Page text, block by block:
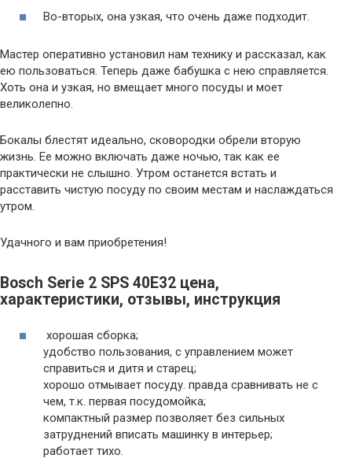
Во-вторых, она узкая, что очень даже подходит.
Мастер оперативно установил нам технику и рассказал, как
ею пользоваться. Теперь даже бабушка с нею справляется.
Хоть она и узкая, но вмещает много посуды и моет
великолепно.
Бокалы блестят идеально, сковородки обрели вторую
жизнь. Ее можно включать даже ночью, так как ее
практически не слышно. Утром останется встать и
расставить чистую посуду по своим местам и наслаждаться
утром.
Удачного и вам приобретения!
Bosch Serie 2 SPS 40E32 цена,
характеристики, отзывы, инструкция
хорошая сборка;
удобство пользования, с управлением может
справиться и дитя и старец;
хорошо отмывает посуду. правда сравнивать не с
чем, т.к. первая посудомойка;
компактный размер позволяет без сильных
затруднений вписать машинку в интерьер;
работает тихо.